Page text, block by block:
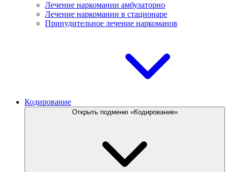
Лечение наркомании амбулаторно
Лечение наркомании в стационаре
Принудительное лечение наркоманов
Кодирование
Открыть подменю «Кодирование»